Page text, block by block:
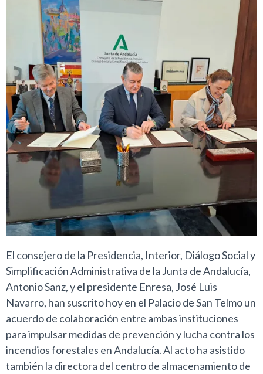
El consejero de la Presidencia, Interior, Diálogo Social y
Simplificación Administrativa de la Junta de Andalucía,
Antonio Sanz, y el presidente Enresa, José Luis
Navarro, han suscrito hoy en el Palacio de San Telmo un
acuerdo de colaboración entre ambas instituciones
para impulsar medidas de prevención y lucha contra los
incendios forestales en Andalucía. Al acto ha asistido
también la directora del centro de almacenamiento de